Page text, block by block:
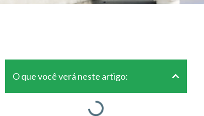
O que você verá neste artigo: